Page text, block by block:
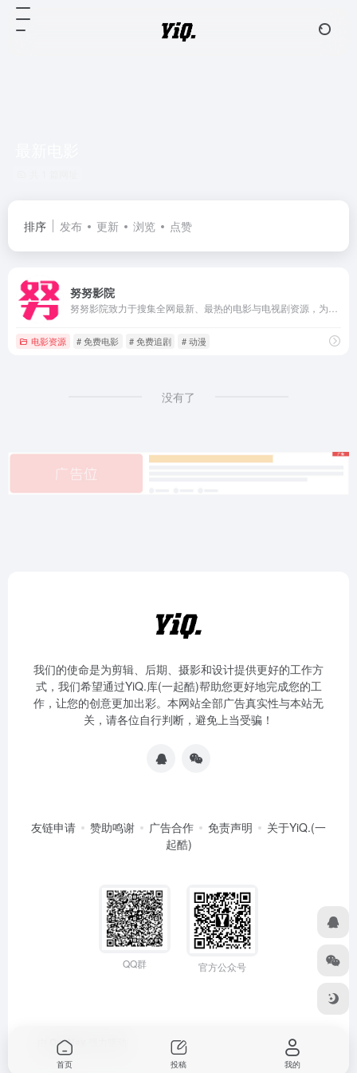
排序 发布 更新 浏览 点赞
努努影院
电影资源 # 免费电影 # 免费追剧 # 动漫
没有了
我们的使命是为剪辑、后期、摄影和设计提供更好的工作方
式，我们希望通过YiQ.库(一起酷)帮助您更好地完成您的工
作，让您的创意更加出彩。本网站全部广告真实性与本站无
关，请各位自行判断，避免上当受骗！
友链申请 赞助鸣谢 广告合作 免责声明
关于YiQ.(一
起酷)
QQ群 官方公众号
OneNav
首页 投稿 我的